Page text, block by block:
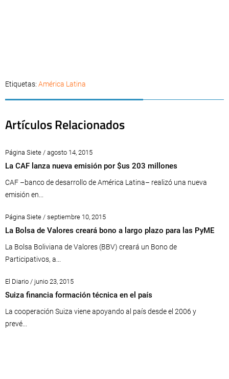
Etiquetas: América Latina
Artículos Relacionados
Página Siete / agosto 14, 2015
La CAF lanza nueva emisión por $us 203 millones
CAF –banco de desarrollo de América Latina– realizó una nueva
emisión en...
Página Siete / septiembre 10, 2015
La Bolsa de Valores creará bono a largo plazo para las PyME
La Bolsa Boliviana de Valores (BBV) creará un Bono de
Participativos, a...
El Diario / junio 23, 2015
Suiza financia formación técnica en el país
La cooperación Suiza viene apoyando al país desde el 2006 y
prevé...